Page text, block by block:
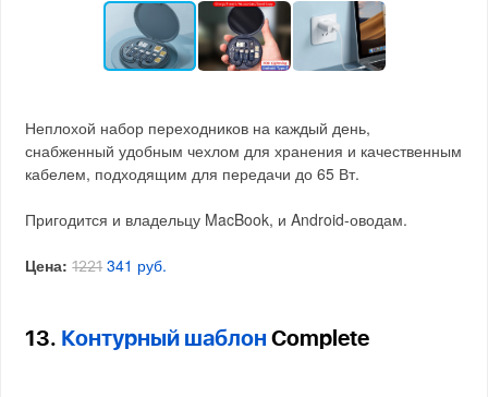
Неплохой набор переходников на каждый день,
снабженный удобным чехлом для хранения и качественным
кабелем, подходящим для передачи до 65 Вт.
Пригодится и владельцу MacBook, и Android-оводам.
Цена: 1221 341 руб.
13. Контурный шаблон Complete